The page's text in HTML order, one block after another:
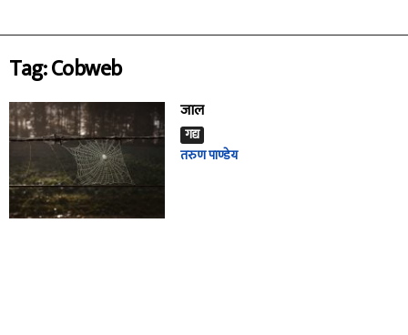
Tag: Cobweb
जाल
गद्य
तरुण पाण्डेय